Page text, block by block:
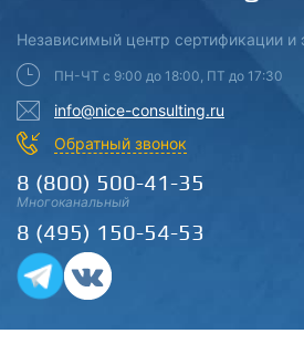
Независимый центр сертификации и
ПН-ЧТ с 9:00 до 18:00, ПТ до 17:30
info@nice-consulting.ru
Обратный звонок
8 (800) 500-41-35
Многоканальный
8 (495) 150-54-53